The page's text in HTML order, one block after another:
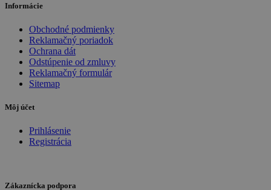
Informácie
Obchodné podmienky
Reklamačný poriadok
Ochrana dát
Odstúpenie od zmluvy
Reklamačný formulár
Sitemap
Môj účet
Prihlásenie
Registrácia
Zákaznícka podpora